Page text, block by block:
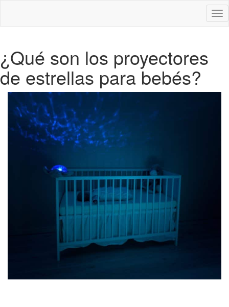
¿Qué son los proyectores
de estrellas para bebés?